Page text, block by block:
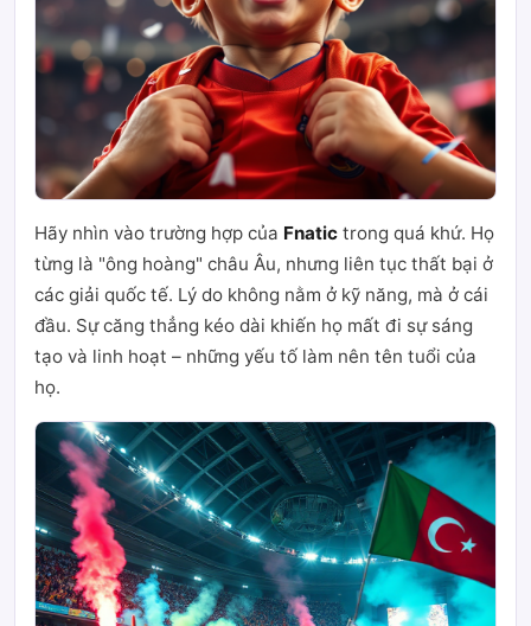
Hãy nhìn vào trường hợp của Fnatic trong quá khứ. Họ
từng là "ông hoàng" châu Âu, nhưng liên tục thất bại ở
các giải quốc tế. Lý do không nằm ở kỹ năng, mà ở cái
đầu. Sự căng thẳng kéo dài khiến họ mất đi sự sáng
tạo và linh hoạt – những yếu tố làm nên tên tuổi của
họ.